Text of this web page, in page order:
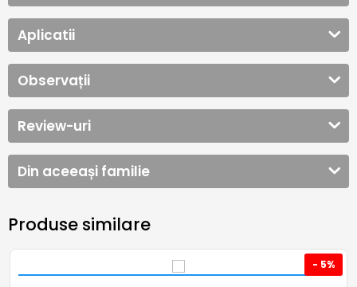
Aplicatii
Observații
Review-uri
Din aceeași familie
Produse similare
- 5%